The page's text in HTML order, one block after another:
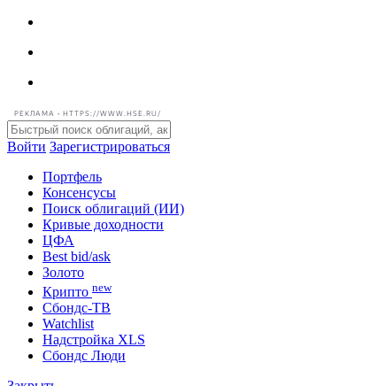
РЕКЛАМА • HTTPS://WWW.HSE.RU/
Войти Зарегистрироваться
Портфель
Консенсусы
Поиск облигаций (ИИ)
Кривые доходности
ЦФА
Best bid/ask
Золото
Криптоnew
Сбондс-ТВ